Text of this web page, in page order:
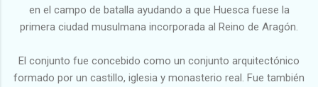
en el campo de batalla ayudando a que Huesca fuese la
primera ciudad musulmana incorporada al Reino de Aragón.
El conjunto fue concebido como un conjunto arquitectónico
formado por un castillo, iglesia y monasterio real. Fue también